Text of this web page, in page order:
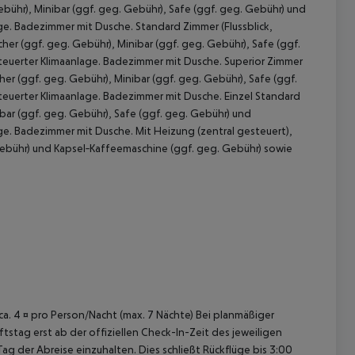
Minibar (ggf. geg. Gebühr), Safe (ggf. geg. Gebühr) und
Badezimmer mit Dusche. Standard Zimmer (Flussblick,
(ggf. geg. Gebühr), Minibar (ggf. geg. Gebühr), Safe (ggf.
Klimaanlage. Badezimmer mit Dusche. Superior Zimmer
(ggf. geg. Gebühr), Minibar (ggf. geg. Gebühr), Safe (ggf.
Klimaanlage. Badezimmer mit Dusche. Einzel Standard
(ggf. geg. Gebühr), Safe (ggf. geg. Gebühr) und
Badezimmer mit Dusche. Mit Heizung (zentral gesteuert),
und Kapsel‑Kaffeemaschine (ggf. geg. Gebühr) sowie
4 ¤ pro Person/Nacht (max. 7 Nächte) Bei planmäßiger
erst ab der offiziellen Check-In-Zeit des jeweiligen
der Abreise einzuhalten. Dies schließt Rückflüge bis 3:00
akzeptieren